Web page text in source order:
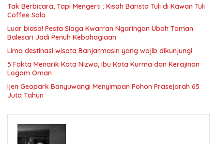
Tak Berbicara, Tapi Mengerti : Kisah Barista Tuli di Kawan Tuli
Coffee Solo
Luar biasa! Pesta Siaga Kwarran Ngaringan Ubah Taman
Balesari Jadi Penuh Kebahagiaan
Lima destinasi wisata Banjarmasin yang wajib dikunjungi
5 Fakta Menarik Kota Nizwa, Ibu Kota Kurma dan Kerajinan
Logam Oman
Ijen Geopark Banyuwangi Menyimpan Pohon Prasejarah 65
Juta Tahun